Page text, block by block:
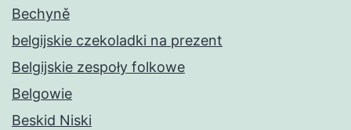
Bechyně
belgijskie czekoladki na prezent
Belgijskie zespoły folkowe
Belgowie
Beskid Niski